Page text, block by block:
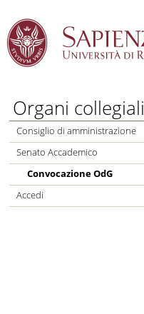
Organi collegiali
Consiglio di amministrazione
Senato Accademico
Convocazione OdG
Accedi